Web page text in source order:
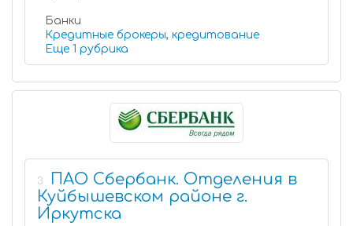
Банки
Кредитные брокеры, кредитование
Еще 1 рубрика
3
ПАО Сбербанк. Отделения в
Куйбышевском районе г.
Иркутска